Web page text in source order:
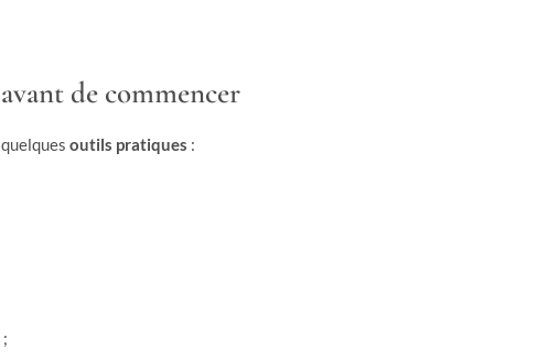
de commencer
outils pratiques :